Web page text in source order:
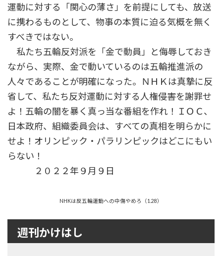
運動に対する「関心の薄さ」を前提にしても、放送
に携わるものとして、物事の本質に迫る気概を無く
すべきではない。
私たち五輪反対派を「金で動員」と侮辱しておき
ながら、実際、金で動いているのは五輪推進派の
人々であることが明確になった。ＮＨＫは真摯に反
省して、私たち反対運動に対する人権侵害を謝罪せ
よ！五輪の闇を暴く真っ当な番組を作れ！ＩＯＣ、
日本政府、組織委員会は、すべての真相を明らかに
せよ！オリンピック・パラリンピックはどこにもい
らない！
２０２２年９月９日
NHKは反五輪運動への中傷やめろ（1.28）
週刊かけはし